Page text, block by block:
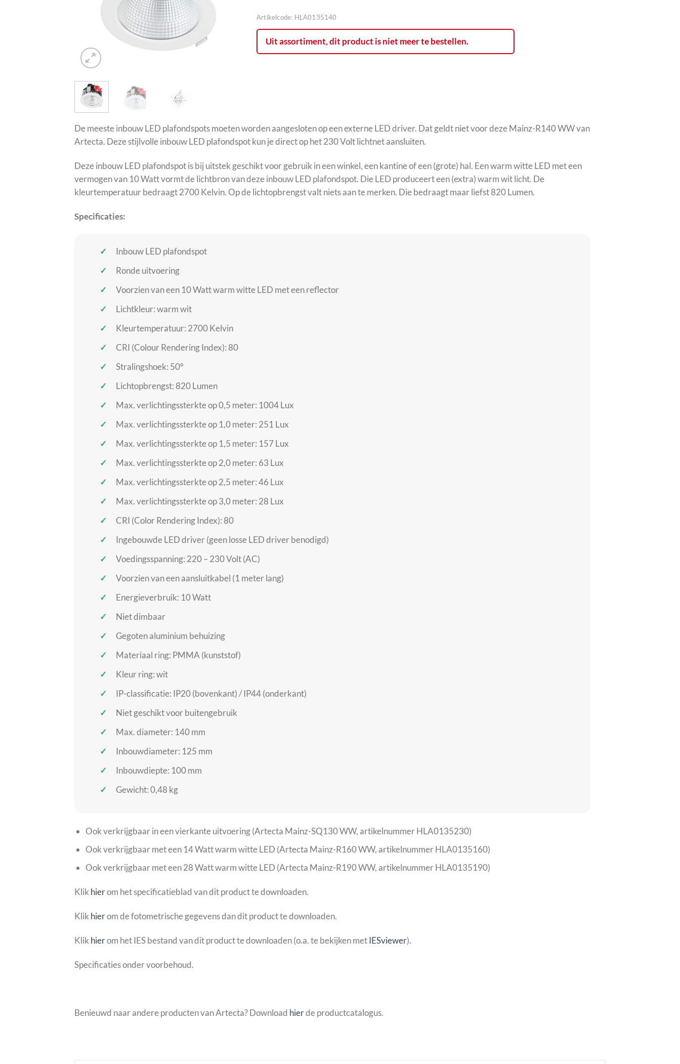
Artikelcode: HLA0135140
Uit assortiment, dit product is niet meer te bestellen.
De meeste inbouw LED plafondspots moeten worden aangesloten op een externe LED driver. Dat geldt niet voor deze Mainz-R140 WW van
Artecta. Deze stijlvolle inbouw LED plafondspot kun je direct op het 230 Volt lichtnet aansluiten.
Deze inbouw LED plafondspot is bij uitstek geschikt voor gebruik in een winkel, een kantine of een (grote) hal. Een warm witte LED met een
vermogen van 10 Watt vormt de lichtbron van deze inbouw LED plafondspot. Die LED produceert een (extra) warm wit licht. De
kleurtemperatuur bedraagt 2700 Kelvin. Op de lichtopbrengst valt niets aan te merken. Die bedraagt maar liefst 820 Lumen.
Specificaties:
Inbouw LED plafondspot
Ronde uitvoering
Voorzien van een 10 Watt warm witte LED met een reflector
Lichtkleur: warm wit
Kleurtemperatuur: 2700 Kelvin
CRI (Colour Rendering Index): 80
Stralingshoek: 50°
Lichtopbrengst: 820 Lumen
Max. verlichtingssterkte op 0,5 meter: 1004 Lux
Max. verlichtingssterkte op 1,0 meter: 251 Lux
Max. verlichtingssterkte op 1,5 meter: 157 Lux
Max. verlichtingssterkte op 2,0 meter: 63 Lux
Max. verlichtingssterkte op 2,5 meter: 46 Lux
Max. verlichtingssterkte op 3,0 meter: 28 Lux
CRI (Color Rendering Index): 80
Ingebouwde LED driver (geen losse LED driver benodigd)
Voedingsspanning: 220 – 230 Volt (AC)
Voorzien van een aansluitkabel (1 meter lang)
Energieverbruik: 10 Watt
Niet dimbaar
Gegoten aluminium behuizing
Materiaal ring: PMMA (kunststof)
Kleur ring: wit
IP-classificatie: IP20 (bovenkant) / IP44 (onderkant)
Niet geschikt voor buitengebruik
Max. diameter: 140 mm
Inbouwdiameter: 125 mm
Inbouwdiepte: 100 mm
Gewicht: 0,48 kg
Ook verkrijgbaar in een vierkante uitvoering (Artecta Mainz-SQ130 WW, artikelnummer HLA0135230)
Ook verkrijgbaar met een 14 Watt warm witte LED (Artecta Mainz-R160 WW, artikelnummer HLA0135160)
Ook verkrijgbaar met een 28 Watt warm witte LED (Artecta Mainz-R190 WW, artikelnummer HLA0135190)
Klikhierom het specificatieblad van dit product te downloaden.
Klik hierom de fotometrische gegevens dan dit product te downloaden.
Klik hierom het IES bestand van dit product te downloaden (o.a. te bekijken metIESviewer).
Specificaties onder voorbehoud.
Benieuwd naar andere producten van Artecta? Download hierde productcatalogus.